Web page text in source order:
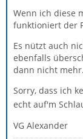
Wenn ich diese
funktioniert der
Es nützt auch
ebenfalls
dann nicht mehr.
Sorry, dass ich
echt auf'm
VG Alexander